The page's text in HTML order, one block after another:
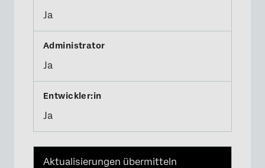
Ja
Ja
Ja
Aktualisierungen übermitteln